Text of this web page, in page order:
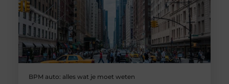
BPM auto: alles wat je moet weten